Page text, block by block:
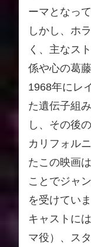
ーマとなっ
しかし、ホ
く、主なス
係や心の葛
1968年にレ
た遺伝子組
し、その後
カリフォル
たこの映画
ことでジャ
を受けていま
キャストに
マ役）、ス